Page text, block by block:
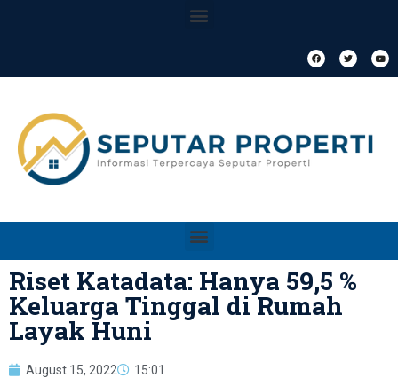
Riset Katadata: Hanya 59,5 %
Keluarga Tinggal di Rumah
Layak Huni
August 15, 2022 15:01